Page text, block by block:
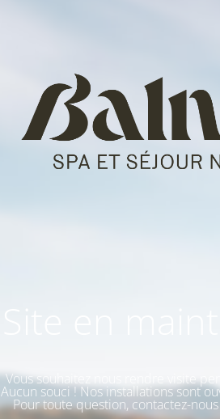
Vous souhaitez nous rendre visite
Aucun souci ! Nos installations sont
Pour toute question, contactez-